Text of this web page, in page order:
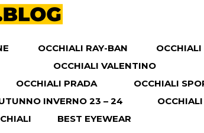
OCCHIALI RAY-BAN OCCHIALI
OCCHIALI VALENTINO
OCCHIALI PRADA OCCHIALI
INVERNO 23 – 24
BEST EYEWEAR